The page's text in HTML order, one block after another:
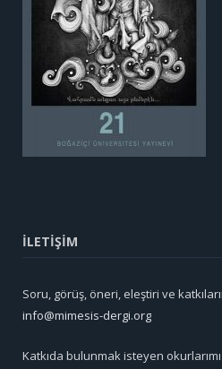
İLETİŞİM
Soru, görüş, öneri, eleştiri ve
info@mimesis-dergi.org
Katkıda bulunmak isteyen